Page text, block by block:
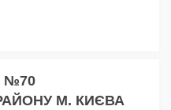
№70
М. КИЄВА